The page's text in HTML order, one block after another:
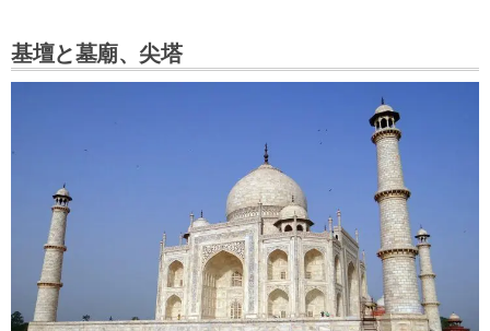
基壇と墓廟、尖塔